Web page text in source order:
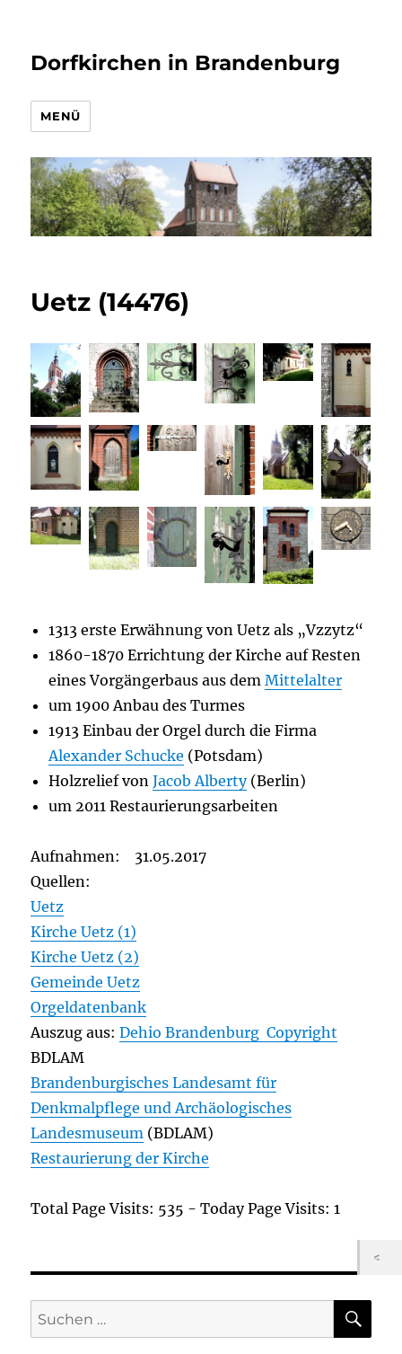
Dorfkirchen in Brandenburg
MENÜ
Uetz (14476)
1313 erste Erwähnung von Uetz als „Vzzytz“
1860-1870 Errichtung der Kirche auf Resten
eines Vorgängerbaus aus demMittelalter
um 1900 Anbau des Turmes
1913 Einbau der Orgel durch die Firma
Alexander Schucke (Potsdam)
Holzrelief vonJacob Alberty(Berlin)
um 2011 Restaurierungsarbeiten
Aufnahmen: 31.05.2017
Quellen:
Uetz
Kirche Uetz (1)
Kirche Uetz (2)
Gemeinde Uetz
Orgeldatenbank
Auszug aus:Dehio Brandenburg Copyright
BDLAM
Brandenburgisches Landesamt für
Denkmalpflege und Archäologisches
Landesmuseum (BDLAM)
Restaurierung der Kirche
Total Page Visits: 535 - Today Page Visits: 1
Suchen
nach: